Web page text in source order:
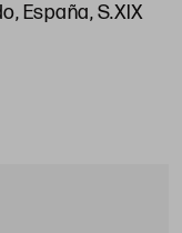
España, S.XIX